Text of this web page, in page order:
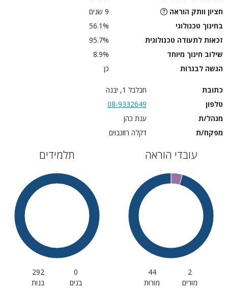
חציון וותק הוראה
9 שנים
בחינוך טכנולוגי
56.1%
זכאות לתעודה טכנולוגית
95.7%
שילוב חינוך מיוחד
8.9%
הגשה לבגרות
כן
כתובת
חבלבל 1, יבנה
טלפון
08-9332649
מנהל/ת
ענת כהן
מפקח/ת
דקלה רוזנבוים
עובדי הוראה
2
מורים
44
מורות
תלמידים
0
בנים
292
בנות